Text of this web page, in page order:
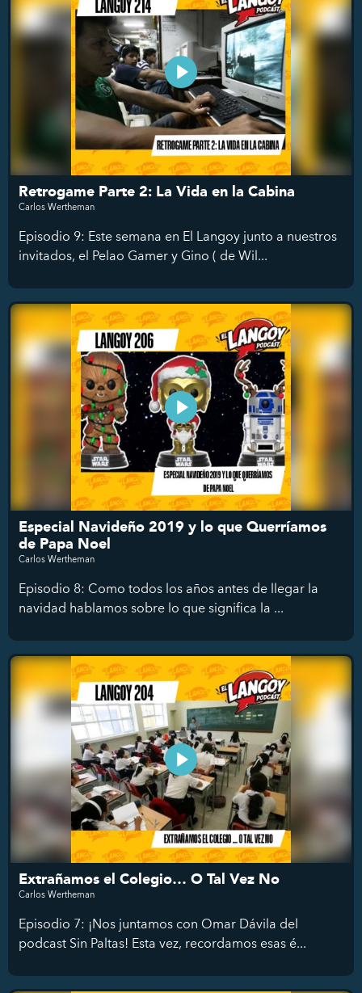
Retrogame Parte 2: La Vida en la Cabina
Carlos Wertheman
Episodio 9: Este semana en El Langoy junto a nuestros
invitados, el Pelao Gamer y Gino ( de Wil...
Especial Navideño 2019 y lo que Querríamos
de Papa Noel
Carlos Wertheman
Episodio 8: Como todos los años antes de llegar la
navidad hablamos sobre lo que significa la ...
Extrañamos el Colegio… O Tal Vez No
Carlos Wertheman
Episodio 7: ¡Nos juntamos con Omar Dávila del
podcast Sin Paltas! Esta vez, recordamos esas é...